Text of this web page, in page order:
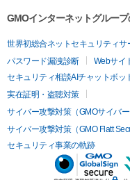
GMOインターネットグルー
世界初総合ネットセキュリティサ
パスワード漏洩診断
Webサイ
セキュリティ相談AIチャットボッ
実在証明・盗聴対策
サイバー攻撃対策（GMOサイバ
サイバー攻撃対策（GMO Flatt
セキュリティ事業の軌跡